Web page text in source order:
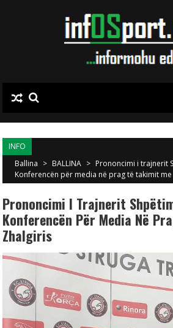
INFO
Ballina > BALLINA > Prononcimi i trajnerit
Konferencën për media në prag të takimit
Prononcimi I Trajnerit
Konferencën Për Media Në
Zhalgiris